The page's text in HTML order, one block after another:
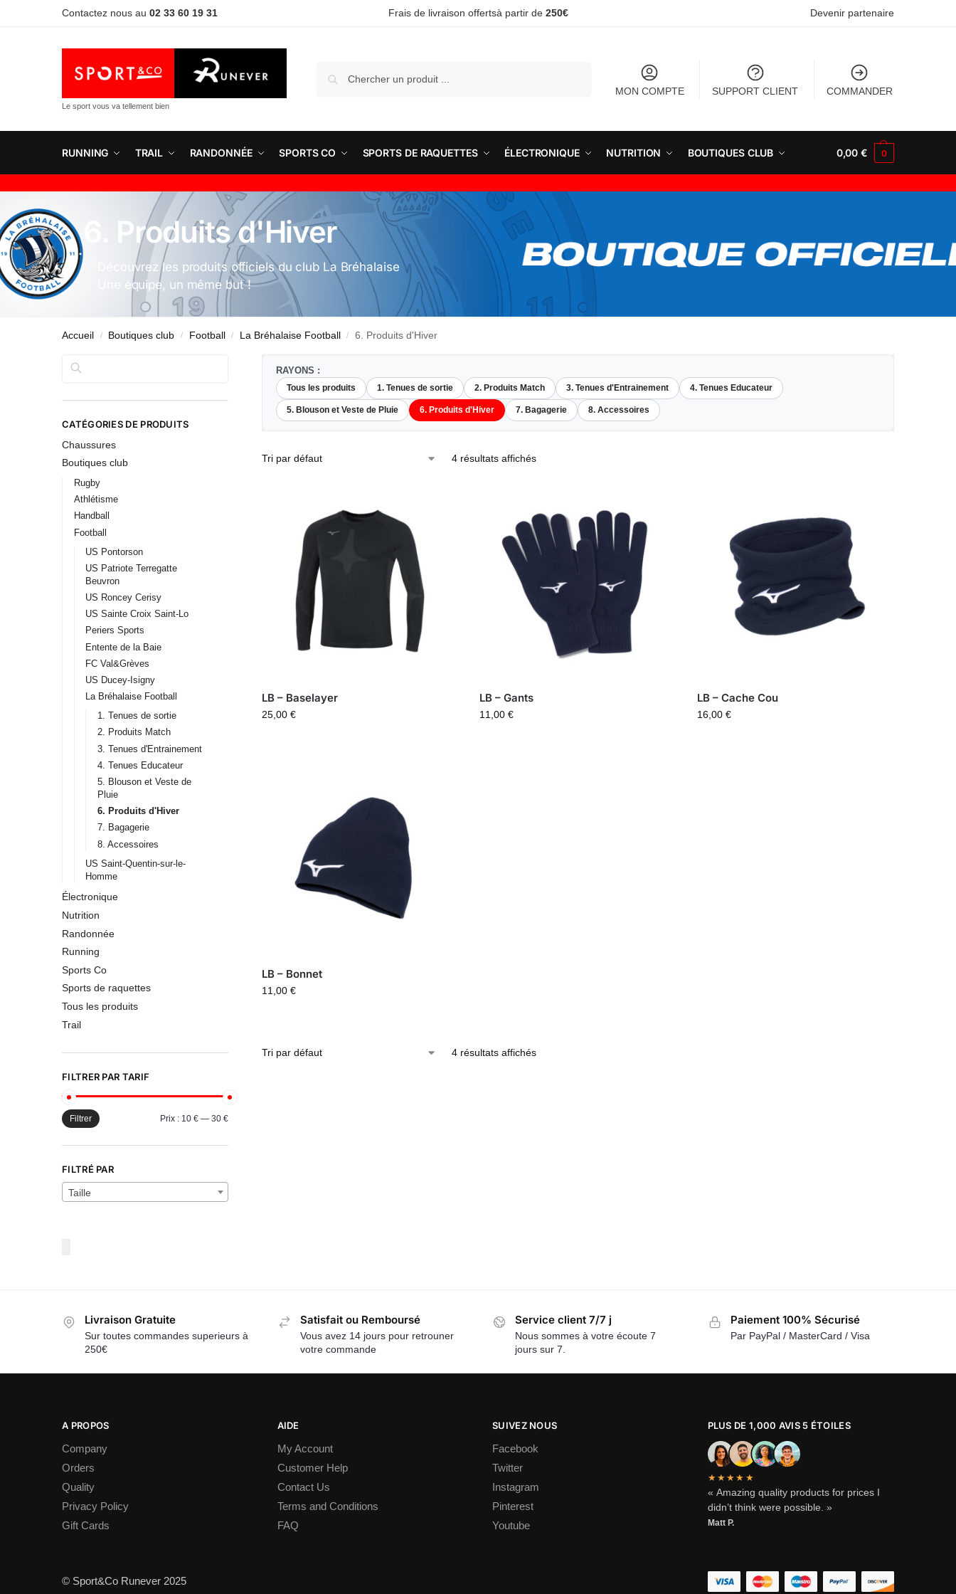
Contactez nous au 02 33 60 19 31 Frais de livraison offertsà partir de 250€ Devenir partenaire
Le sport vous va tellement bien
MON COMPTE
SUPPORT CLIENT COMMANDER
RUNNING TRAIL RANDONNÉE SPORTS CO SPORTS DE RAQUETTES ÉLECTRONIQUE NUTRITION BOUTIQUES CLUB 0,00€ 0
6. Produits d'Hiver
Découvrez les produits officiels du club La Bréhalaise
Une équipe, un même but !
Accueil / Boutiques club / Football / La Bréhalaise Football / 6. Produits d'Hiver
RAYONS :
Tous les produits
1. Tenues de sortie 2. Produits Match 3. Tenues d'Entrainement 4. Tenues Educateur
5. Blouson et Veste de Pluie 6. Produits d'Hiver 7. Bagagerie 8. Accessoires
4 résultats affichés
LB – Baselayer
25,00 €
LB – Gants
11,00 €
LB – Cache Cou
16,00€
LB – Bonnet
11,00 €
4 résultats affichés
CATÉGORIES DE PRODUITS
Chaussures
Boutiques club
Rugby
Athlétisme
Handball
Football
US Pontorson
US Patriote Terregatte
Beuvron
US Roncey Cerisy
US Sainte Croix Saint-Lo
Periers Sports
Entente de la Baie
FC Val&Grèves
US Ducey-Isigny
La Bréhalaise Football
1. Tenues de sortie
2. Produits Match
3. Tenues d'Entrainement
4. Tenues Educateur
5. Blouson et Veste de
Pluie
6. Produits d'Hiver
7. Bagagerie
8. Accessoires
US Saint-Quentin-sur-le-
Homme
Électronique
Nutrition
Randonnée
Running
Sports Co
Sports de raquettes
Tous les produits
Trail
FILTRER PAR TARIF
Filtrer Prix : 10 € — 30 €
FILTRÉ PAR
Taille
Livraison Gratuite
Sur toutes commandes superieurs à
250€
Satisfait ou Remboursé
Vous avez 14 jours pour retrouner
votre commande
Service client 7/7 j
Nous sommes à votre écoute 7
jours sur 7.
Paiement 100% Sécurisé
Par PayPal / MasterCard / Visa
A PROPOS
Company
Orders
Quality
Privacy Policy
Gift Cards
AIDE
My Account
Customer Help
Contact Us
Terms and Conditions
FAQ
SUIVEZ NOUS
Facebook
Twitter
Instagram
Pinterest
Youtube
PLUS DE 1,000 AVIS 5 ÉTOILES
★★★★★
« Amazing quality products for prices I
didn’t think were possible. »
Matt P.
© Sport&Co Runever 2025